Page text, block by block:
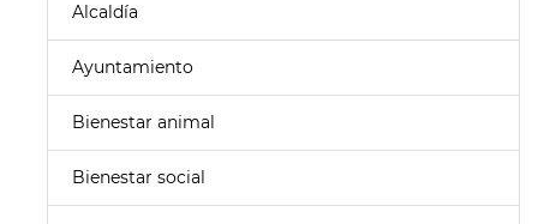
Alcaldía
Ayuntamiento
Bienestar animal
Bienestar social